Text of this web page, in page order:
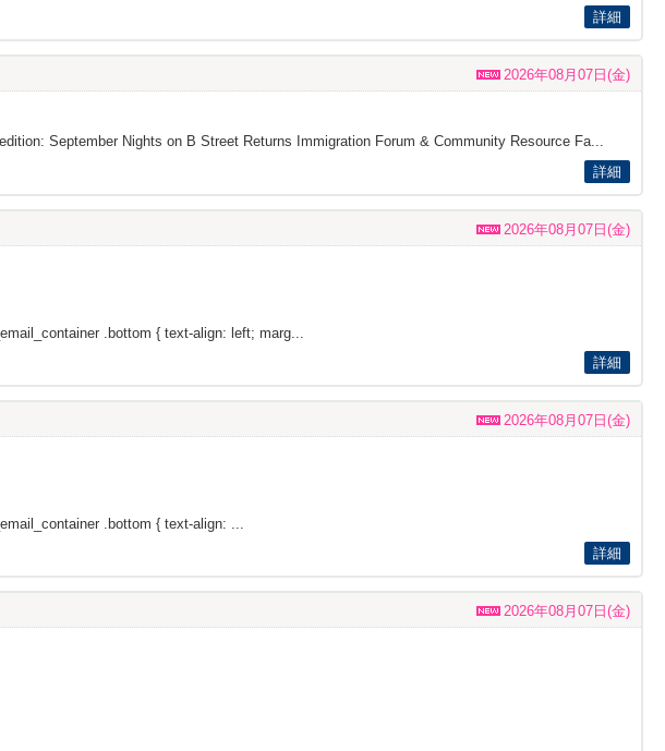
詳細
2026年08月07日(金)
September Nights on B Street Returns Immigration Forum & Community Resource Fa...
詳細
2026年08月07日(金)
.bottom { text-align: left; marg...
詳細
2026年08月07日(金)
.bottom { text-align: ...
詳細
2026年08月07日(金)